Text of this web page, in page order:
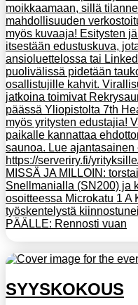
moikkaamaan, sillä
mahdollisuuden
myös kuvaaja! Esitysten
itsestään edustuskuva,
ansioluettelossa tai
puolivälissä pidetään
osallistujille kahvit.
jatkoina toimivat
päässä Yliopistolta 7th
myös yritysten edustajia!
paikalle kannattaa
saunoa. Lue ajantasainen
https://serveriry.fi/
MISSÄ JA MILLOIN:
Snellmanialla (SN200) ja
osoitteessa Microkatu 1
työskentelystä
PÄÄLLE: Rennosti vuan
SYYSKOKOUS